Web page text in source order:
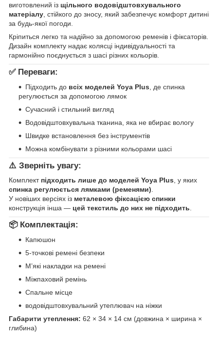
виготовлений із щільного водовідштовхувального
матеріалу , стійкого до зносу, який забезпечує комфорт дитині
за будь-якої погоди.
Кріпиться легко та надійно за допомогою ременів і фіксаторів.
Дизайн комплекту надає колясці індивідуальності та
гармонійно поєднується з шасі різних кольорів.
✅ Переваги:
Підходить до всіх моделей Yoya Plus , де спинка
регулюється за допомогою лямок
Сучасний і стильний вигляд
Водовідштовхувальна тканина, яка не вбирає вологу
Швидке встановлення без інструментів
Можна комбінувати з різними кольорами шасі
⚠️ Зверніть увагу:
Комплект підходить лише до моделей Yoya Plus, у яких
спинка регулюється лямками (ременями).
У новіших версіях із металевою фіксацією спинки
конструкція інша — цей текстиль до них не підходить.
📦 Комплектація:
Капюшон
5-точкові ремені безпеки
М’які накладки на ремені
Міжпаховий ремінь
Спальне місце
водовідштовхувальний утеплювач на ніжки
Габарити утеплення: 62 × 34 × 14 см (довжина × ширина ×
глибина)